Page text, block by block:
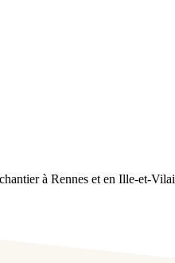
à Rennes et en Ille-et-